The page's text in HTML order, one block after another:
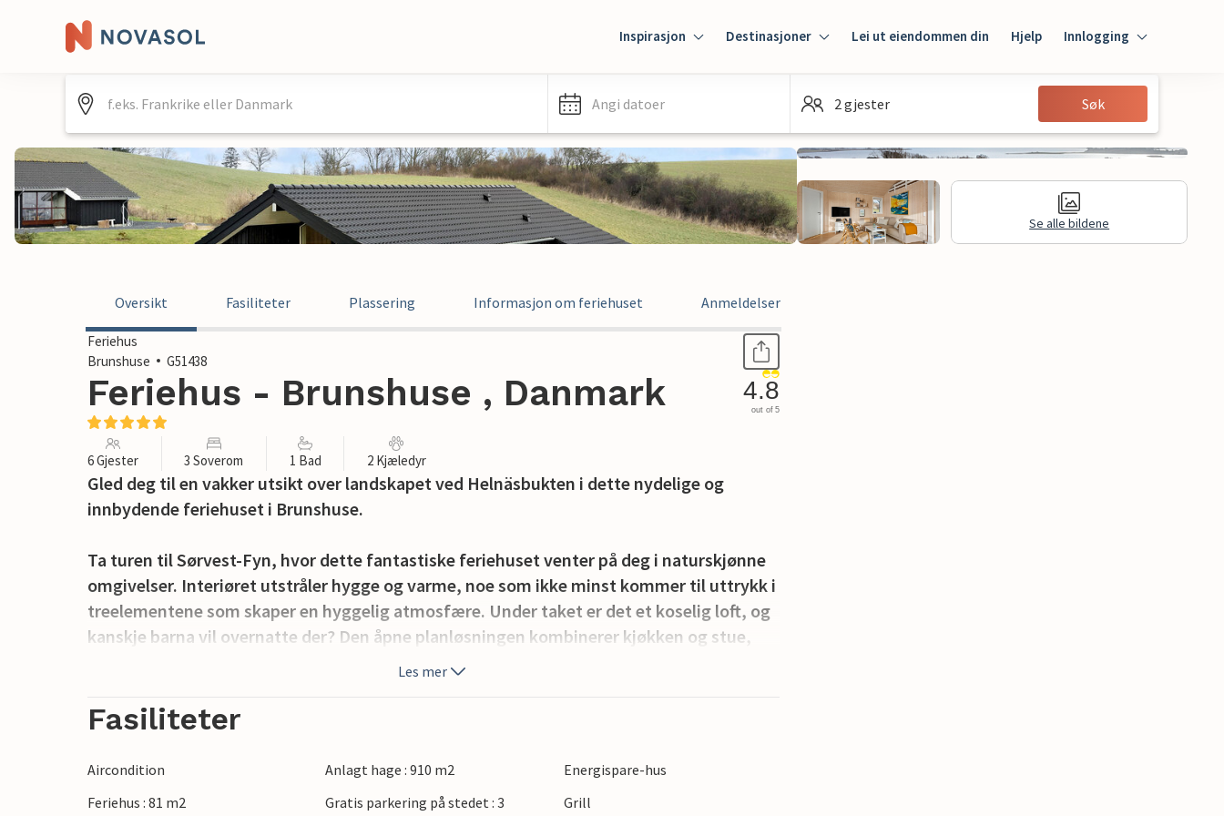
Inspirasjon Destinasjoner Lei ut eiendommen din Hjelp Innlogging
Innlogging
Gjest
Angi datoer 2 gjester Søk
Se alle bildene
Oversikt Fasiliteter Plassering Informasjon om feriehuset Anmeldelser
Feriehus
Brunshuse
G51438
Feriehus - Brunshuse , Danmark 4.8
out of 5
6 Gjester 3 Soverom 1 Bad 2 Kjæledyr
Gled deg til en vakker utsikt over landskapet ved Helnäsbukten i dette nydelige og
innbydende feriehuset i Brunshuse.
Ta turen til Sørvest-Fyn, hvor dette fantastiske feriehuset venter på deg i naturskjønne
omgivelser. Interiøret utstråler hygge og varme, noe som ikke minst kommer til uttrykk i
treelementene som skaper en hyggelig atmosfære. Under taket er det et koselig loft, og
kanskje barna vil overnatte der? Den åpne planløsningen kombinerer kjøkken og stue,
med vinduer fra gulv til tak som gir en fantastisk utsikt over omgivelsene og bukten. Her
hage hvor barna kan leke og spille ball mens du koser deg i de komfortable hagemøblene.
Les mer
Fasiliteter
Aircondition Anlagt hage : 910 m2
Energispare-hus
Feriehus : 81 m2
Gratis parkering på stedet : 3
Grill